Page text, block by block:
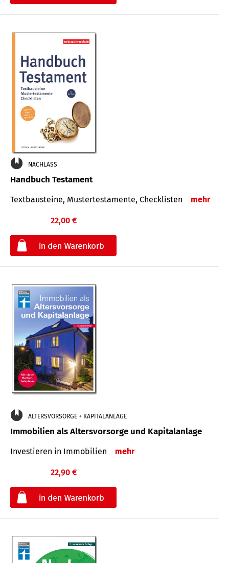
NACHLASS
Handbuch Testament
Textbausteine, Mustertestamente, Checklisten mehr
22,00 €
ALTERSVORSORGE + KAPITALANLAGE
Immobilien als Altersvorsorge und Kapitalanlage
Investieren in Immobilien mehr
22,90 €